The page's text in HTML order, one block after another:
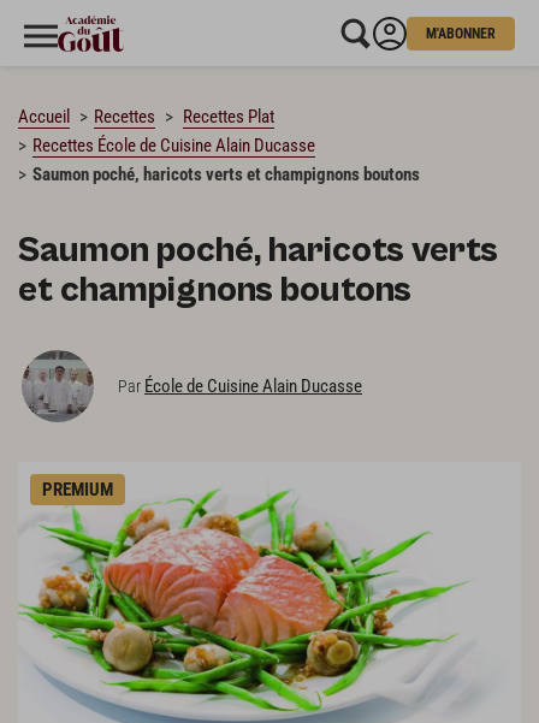
M'ABONNER
Accueil Recettes
Recettes Plat
Recettes École de Cuisine Alain Ducasse
Saumon poché, haricots verts et champignons boutons
Saumon poché, haricots verts
et champignons boutons
Par École de Cuisine Alain Ducasse
PREMIUM
CHARGEMENT…